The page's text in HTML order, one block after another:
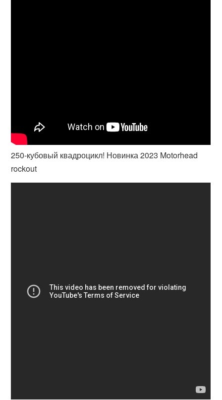
250-кубовый квадроцикл! Новинка 2023 Motorhead
rockout